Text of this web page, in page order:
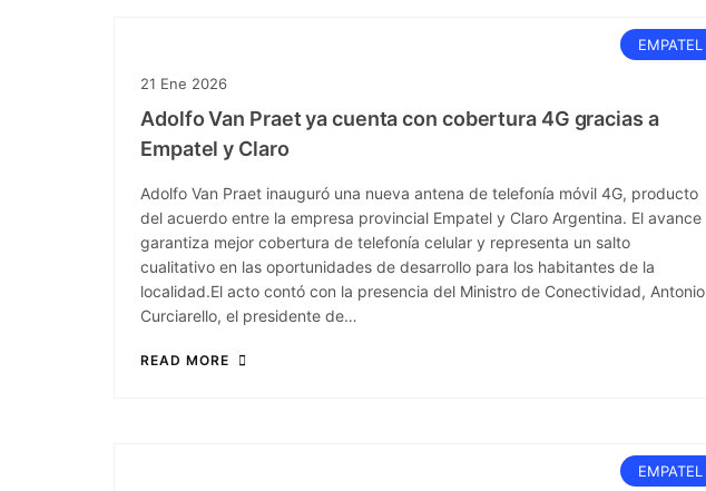
EMPATEL
21 Ene 2026
Adolfo Van Praet ya cuenta con cobertura 4G gracias a
Empatel y Claro
Adolfo Van Praet inauguró una nueva antena de telefonía móvil 4G, producto
del acuerdo entre la empresa provincial Empatel y Claro Argentina. El avance
garantiza mejor cobertura de telefonía celular y representa un salto
cualitativo en las oportunidades de desarrollo para los habitantes de la
localidad.El acto contó con la presencia del Ministro de Conectividad, Antonio
Curciarello, el presidente de…
READ MORE
EMPATEL